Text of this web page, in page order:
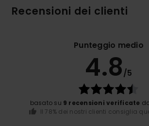
Recensioni dei clienti
Punteggio medio
4.8/5
basato su 9 recensioni verificate
Il 78% dei nostri clienti consiglia